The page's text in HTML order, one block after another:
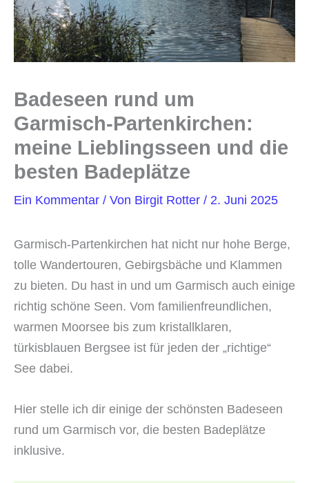
Badeseen rund um
Garmisch-Partenkirchen:
meine Lieblingsseen und die
besten Badeplätze
Ein Kommentar / Von Birgit Rotter / 2. Juni 2025
Garmisch-Partenkirchen hat nicht nur hohe Berge,
tolle Wandertouren, Gebirgsbäche und Klammen
zu bieten. Du hast in und um Garmisch auch einige
richtig schöne Seen. Vom familienfreundlichen,
warmen Moorsee bis zum kristallklaren,
türkisblauen Bergsee ist für jeden der „richtige“
See dabei.
Hier stelle ich dir einige der schönsten Badeseen
rund um Garmisch vor, die besten Badeplätze
inklusive.